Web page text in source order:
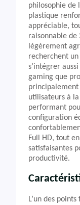
philosophie de
plastique
appréciable,
raisonnable de
légèrement
recherchent
s’intégrer
gaming que
principalement
utilisateurs à
performant
configuration
Full HD, tout
satisfaisantes
productivité.
L’un des